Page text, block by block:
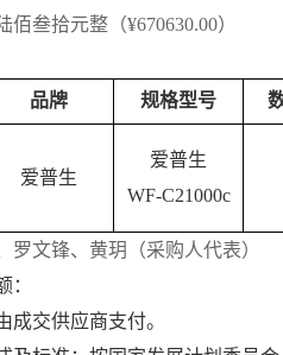
佰叁拾元整（¥670630.00）
品牌 规格型号
爱普生
爱普生
WF-C21000c
罗文锋、黄玥（采购人代表）
：
成交供应商支付。